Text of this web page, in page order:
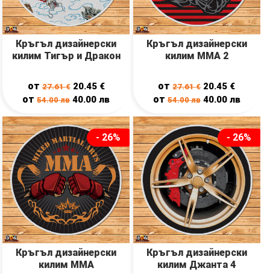
Кръгъл дизайнерски
килим Тигър и Дракон
от27.61€ 20.45 €
от54.00лв 40.00лв
Кръгъл дизайнерски
килим ММА 2
от27.61€ 20.45 €
от 54.00лв 40.00 лв
- 26%
Кръгъл дизайнерски
килим ММА
- 26%
Кръгъл дизайнерски
килим Джантa 4